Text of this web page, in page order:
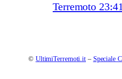
Terremoto
© UltimiTerremoti.it – Speciale